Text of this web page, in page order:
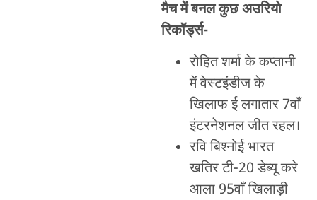
मैच में बनल कुछ अउरियो
रिकॉर्ड्स-
रोहित शर्मा के कप्तानी
में वेस्टइंडीज के
खिलाफ ई लगातार 7वाँ
इंटरनेशनल जीत रहल।
रवि बिश्नोई भारत
खतिर टी-20 डेब्यू करे
आला 95वाँ खिलाड़ी